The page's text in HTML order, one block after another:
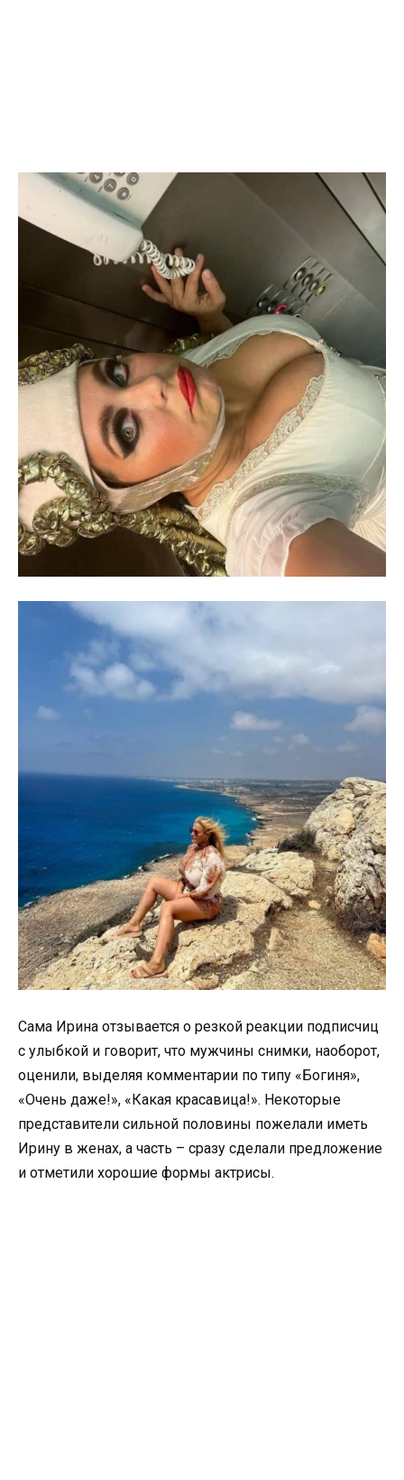
Сама Ирина отзывается о резкой реакции подписчиц
с улыбкой и говорит, что мужчины снимки, наоборот,
оценили, выделяя комментарии по типу «Богиня»,
«Очень даже!», «Какая красавица!». Некоторые
представители сильной половины пожелали иметь
Ирину в женах, а часть – сразу сделали предложение
и отметили хорошие формы актрисы.